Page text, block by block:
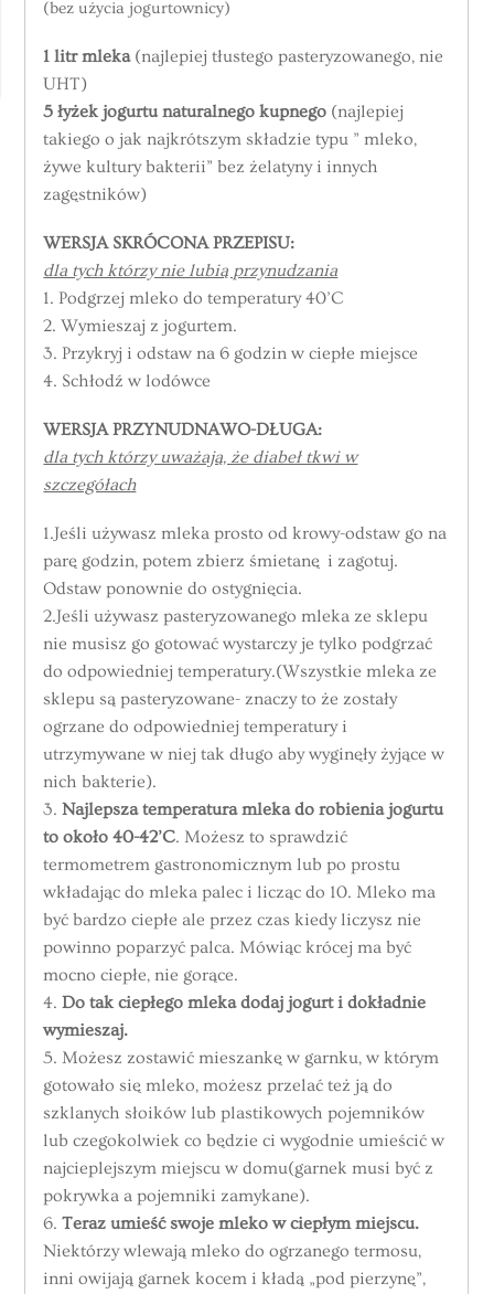
(bez użycia jogurtownicy)
1 litr mleka(najlepiej tłustego pasteryzowanego, nie
UHT)
5 łyżek jogurtu naturalnego kupnego (najlepiej
takiego o jak najkrótszym składzie typu ” mleko,
żywe kultury bakterii” bez żelatyny i innych
zagęstników)
WERSJA SKRÓCONA PRZEPISU:
dla tych którzy nie lubią przynudzania
1. Podgrzej mleko do temperatury 40’C
2. Wymieszaj z jogurtem.
3. Przykryj i odstaw na 6 godzin w ciepłe miejsce
4. Schłodź w lodówce
WERSJA PRZYNUDNAWO-DŁUGA:
dla tych którzy uważają, że diabeł tkwi w
szczegółach
1.Jeśli używasz mleka prosto od krowy-odstaw go na
parę godzin, potem zbierz śmietanę i zagotuj.
Odstaw ponownie do ostygnięcia.
2.Jeśli używasz pasteryzowanego mleka ze sklepu
nie musisz go gotować wystarczy je tylko podgrzać
do odpowiedniej temperatury.(Wszystkie mleka ze
sklepu są pasteryzowane- znaczy to że zostały
ogrzane do odpowiedniej temperatury i
utrzymywane w niej tak długo aby wyginęły żyjące w
nich bakterie).
3.Najlepsza temperatura mleka do robienia jogurtu
to około 40-42’C. Możesz to sprawdzić
termometrem gastronomicznym lub po prostu
wkładając do mleka palec i licząc do 10. Mleko ma
być bardzo ciepłe ale przez czas kiedy liczysz nie
powinno poparzyć palca. Mówiąc krócej ma być
mocno ciepłe, nie gorące.
4.Do tak ciepłego mleka dodaj jogurt i dokładnie
wymieszaj.
5. Możesz zostawić mieszankę w garnku, w którym
gotowało się mleko, możesz przelać też ją do
szklanych słoików lub plastikowych pojemników
lub czegokolwiek co będzie ci wygodnie umieścić w
najcieplejszym miejscu w domu(garnek musi być z
pokrywka a pojemniki zamykane).
6.Teraz umieść swoje mleko w ciepłym miejscu.
Niektórzy wlewają mleko do ogrzanego termosu,
inni owijają garnek kocem i kładą „pod pierzynę”,